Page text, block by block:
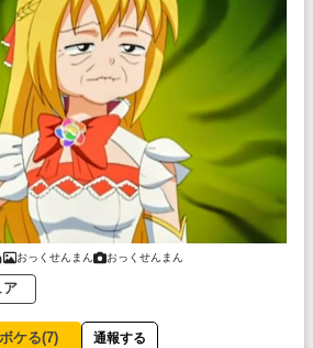
おっくせんまん おっくせんまん
ア
ボケる(7) 通報する